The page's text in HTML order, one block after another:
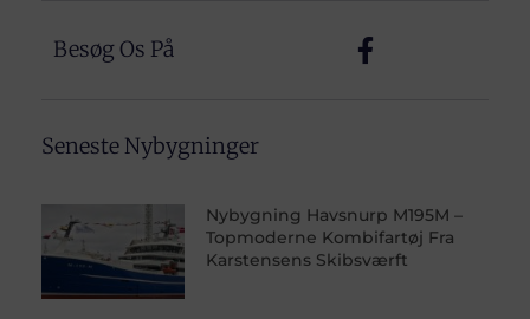
Besøg Os På
Seneste Nybygninger
Nybygning Havsnurp M195M –
Topmoderne Kombifartøj Fra
Karstensens Skibsværft